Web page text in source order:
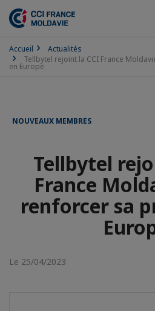
Accueil
Actualités
Tellbytel rejoint la CCI France
en Europe
NOUVEAUX MEMBRES
Tellbytel
France
renforcer sa
Le 25/04/2023